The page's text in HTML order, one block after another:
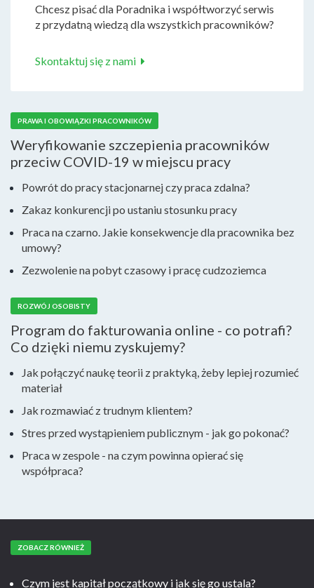
Chcesz pisać dla Poradnika i współtworzyć serwis
z przydatną wiedzą dla wszystkich pracowników?
Skontaktuj się z nami
PRAWA I OBOWIĄZKI PRACOWNIKÓW
Weryfikowanie szczepienia pracowników
przeciw COVID-19 w miejscu pracy
Powrót do pracy stacjonarnej czy praca zdalna?
Zakaz konkurencji po ustaniu stosunku pracy
Praca na czarno. Jakie konsekwencje dla pracownika bez
umowy?
Zezwolenie na pobyt czasowy i pracę cudzoziemca
ROZWÓJ OSOBISTY
Program do fakturowania online - co potrafi?
Co dzięki niemu zyskujemy?
Jak połączyć naukę teorii z praktyką, żeby lepiej rozumieć
materiał
Jak rozmawiać z trudnym klientem?
Stres przed wystąpieniem publicznym - jak go pokonać?
Praca w zespole - na czym powinna opierać się
współpraca?
ZOBACZ RÓWNIEŻ
Czym jest kapitał początkowy i jak się go ustala?